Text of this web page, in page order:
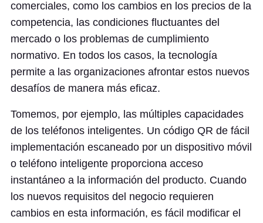
comerciales, como los cambios en los precios de la
competencia, las condiciones fluctuantes del
mercado o los problemas de cumplimiento
normativo. En todos los casos, la tecnología
permite a las organizaciones afrontar estos nuevos
desafíos de manera más eficaz.
Tomemos, por ejemplo, las múltiples capacidades
de los teléfonos inteligentes. Un código QR de fácil
implementación escaneado por un dispositivo móvil
o teléfono inteligente proporciona acceso
instantáneo a la información del producto. Cuando
los nuevos requisitos del negocio requieren
cambios en esta información, es fácil modificar el